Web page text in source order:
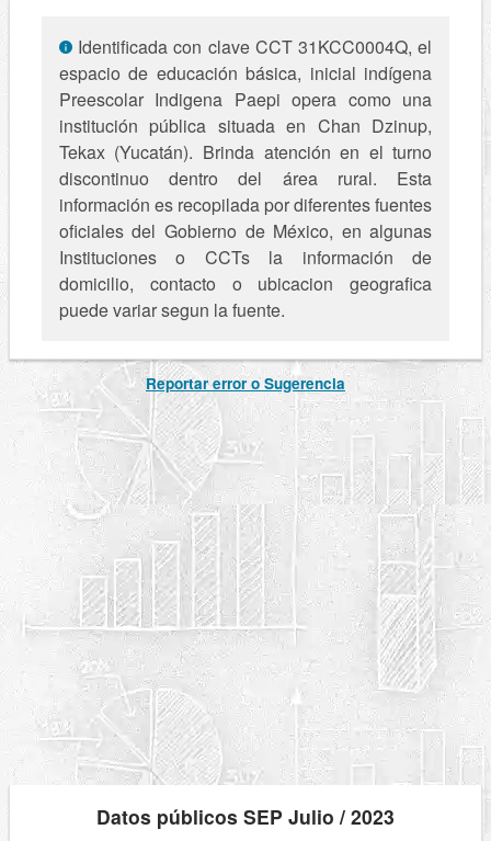
Identificada con clave CCT 31KCC0004Q, el
espacio de educación básica, inicial indígena
Preescolar Indigena Paepi opera como una
institución pública situada en Chan Dzinup,
Tekax (Yucatán). Brinda atención en el turno
discontinuo dentro del área rural. Esta
información es recopilada por diferentes fuentes
oficiales del Gobierno de México, en algunas
Instituciones o CCTs la información de
domicilio, contacto o ubicacion geografica
puede variar segun la fuente.
Reportar error o Sugerencia
Datos públicos SEP Julio / 2023